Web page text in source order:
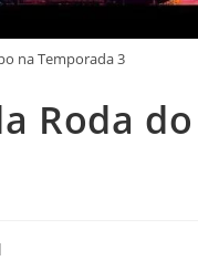
na Temporada 3
Roda